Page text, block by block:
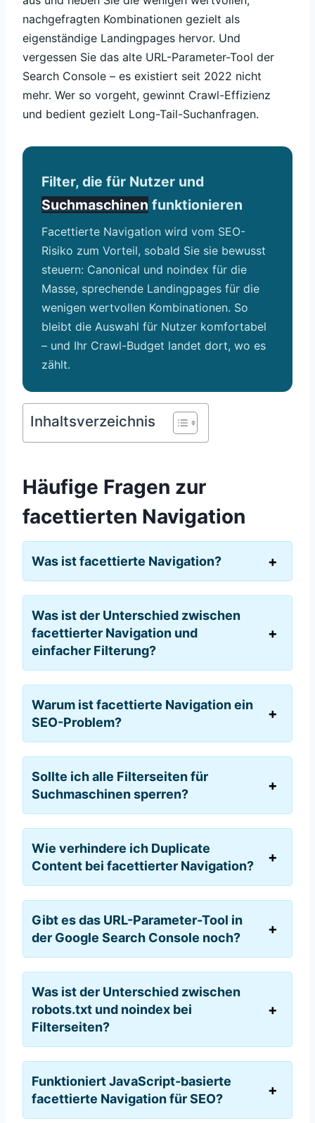
nachgefragten Kombinationen gezielt als
eigenständige Landingpages hervor. Und
vergessen Sie das alte URL-Parameter-Tool der
Search Console – es existiert seit 2022 nicht
mehr. Wer so vorgeht, gewinnt Crawl-Effizienz
und bedient gezielt Long-Tail-Suchanfragen.
Filter, die für Nutzer und
Suchmaschinen funktionieren
Facettierte Navigation wird vom SEO-
Risiko zum Vorteil, sobald Sie sie bewusst
steuern: Canonical und noindex für die
Masse, sprechende Landingpages für die
wenigen wertvollen Kombinationen. So
bleibt die Auswahl für Nutzer komfortabel
– und Ihr Crawl-Budget landet dort, wo es
zählt.
Inhaltsverzeichnis
Häufige Fragen zur
facettierten Navigation
Was ist facettierte Navigation?
Was ist der Unterschied zwischen
facettierter Navigation und
einfacher Filterung?
Warum ist facettierte Navigation ein
SEO-Problem?
Sollte ich alle Filterseiten für
Suchmaschinen sperren?
Wie verhindere ich Duplicate
Content bei facettierter Navigation?
Gibt es das URL-Parameter-Tool in
der Google Search Console noch?
Was ist der Unterschied zwischen
robots.txt und noindex bei
Filterseiten?
Funktioniert JavaScript-basierte
facettierte Navigation für SEO?